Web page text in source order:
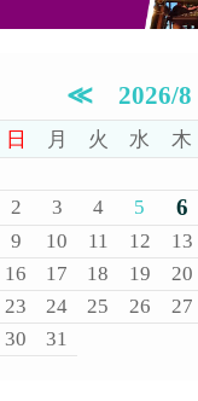
≪2026/
日 月 火 水 木
2
3 4 5 6
9
10 11 12 13
16
17 18 19 20
23
24 25 26 27
30
31